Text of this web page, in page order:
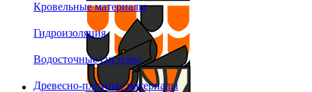
Кровельные материалы
Гидроизоляция
Водосточные системы
Древесно-плитные материалы